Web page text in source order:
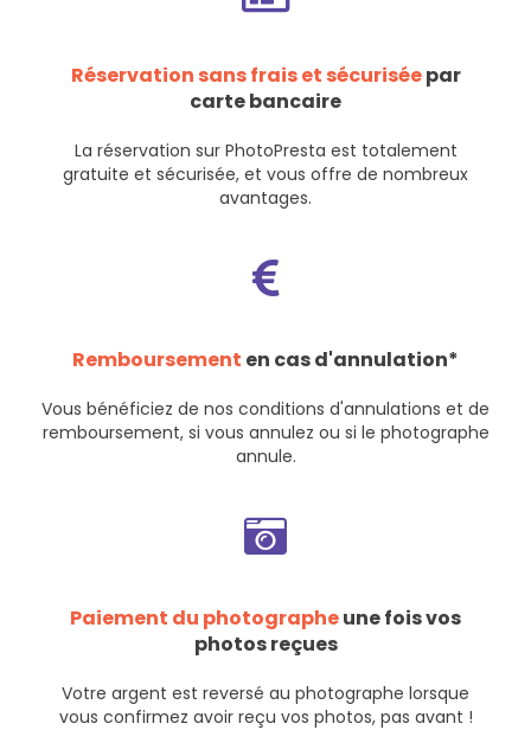
Réservation sans frais et sécuriséepar
carte bancaire
La réservation sur PhotoPresta est totalement
gratuite et sécurisée, et vous offre de nombreux
avantages.
Remboursement en cas d'annulation*
Vous bénéficiez de nos conditions d'annulations et de
remboursement, si vous annulez ou si le photographe
annule.
Paiement du photographeune fois vos
photos reçues
Votre argent est reversé au photographe lorsque
vous confirmez avoir reçu vos photos, pas avant !